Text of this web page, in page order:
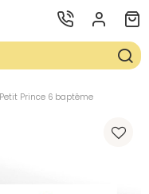
Prince 6 baptême